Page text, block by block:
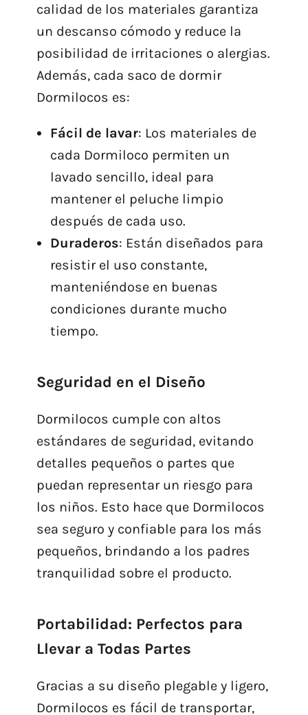
calidad de los materiales garantiza
un descanso cómodo y reduce la
posibilidad de irritaciones o alergias.
Además, cada saco de dormir
Dormilocos es:
Fácil de lavar: Los materiales de
cada Dormiloco permiten un
lavado sencillo, ideal para
mantener el peluche limpio
después de cada uso.
Duraderos: Están diseñados para
resistir el uso constante,
manteniéndose en buenas
condiciones durante mucho
tiempo.
Seguridad en el Diseño
Dormilocos cumple con altos
estándares de seguridad, evitando
detalles pequeños o partes que
puedan representar un riesgo para
los niños. Esto hace que Dormilocos
sea seguro y confiable para los más
pequeños, brindando a los padres
tranquilidad sobre el producto.
Portabilidad: Perfectos para
Llevar a Todas Partes
Gracias a su diseño plegable y ligero,
Dormilocos es fácil de transportar,